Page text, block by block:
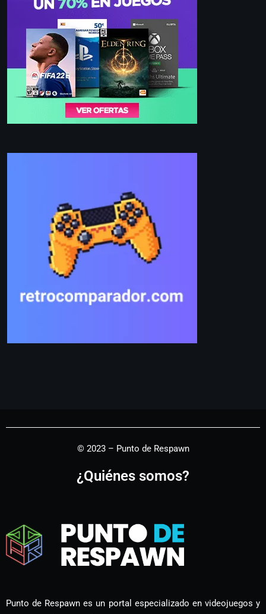
© 2023 – Punto de Respawn
¿Quiénes somos?
Punto de Respawn es un portal especializado en videojuegos y